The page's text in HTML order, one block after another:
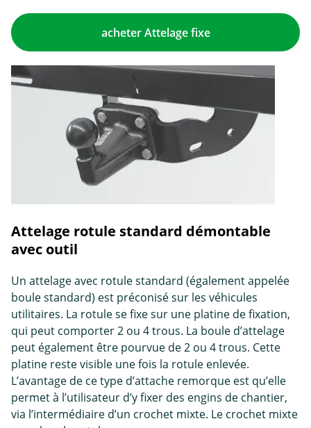
Attelage rotule standard démontable
avec outil
Un attelage avec rotule standard (également appelée
boule standard) est préconisé sur les véhicules
utilitaires. La rotule se fixe sur une platine de fixation,
qui peut comporter 2 ou 4 trous. La boule d’attelage
peut également être pourvue de 2 ou 4 trous. Cette
platine reste visible une fois la rotule enlevée.
L’avantage de ce type d’attache remorque est qu’elle
permet à l’utilisateur d’y fixer des engins de chantier,
via l’intermédiaire d’un crochet mixte. Le crochet mixte
acheter Attelage fixe